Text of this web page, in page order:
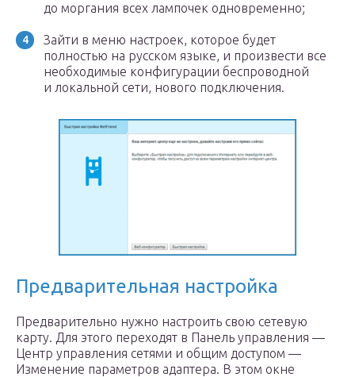
до моргания всех лампочек одновременно;
Зайти в меню настроек, которое будет
полностью на русском языке, и произвести все
необходимые конфигурации беспроводной
и локальной сети, нового подключения.
Предварительная настройка
Предварительно нужно настроить свою сетевую
карту. Для этого переходят в Панель управления —
Центр управления сетями и общим доступом —
Изменение параметров адаптера. В этом окне